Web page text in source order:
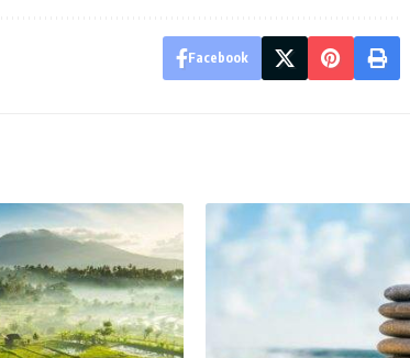
Facebook